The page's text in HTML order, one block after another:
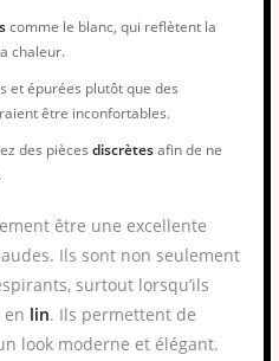
comme le blanc, qui reflètent la
chaleur.
et épurées plutôt que des
être inconfortables.
des pièces discrètesafin de ne
être une excellente
Ils sont non seulement
surtout lorsqu’ils
en lin. Ils permettent de
look moderne et élégant.